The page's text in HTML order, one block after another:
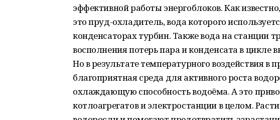
эффективной работы энергоблоков. Как
это пруд-охладитель, вода которого
конденсаторах турбин. Также вода на станции
восполнения потерь пара и конденсата в цикле
Но в результате температурного воздействия в
благоприятная среда для активного роста
охлаждающую способность водоёма. А это
котлоагрегатов и электростанции в целом.